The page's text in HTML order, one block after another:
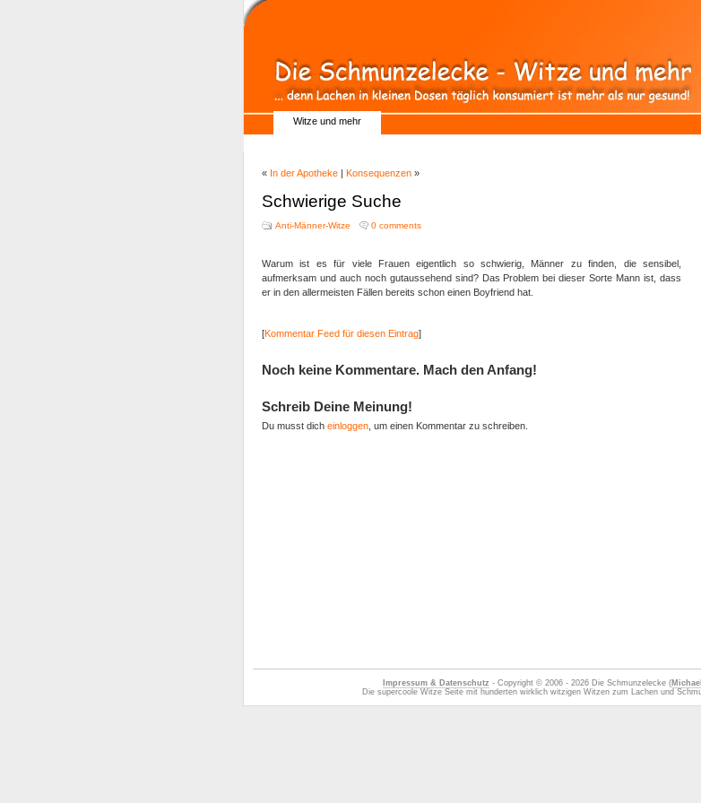
Witze und mehr
« In der Apotheke | Konsequenzen »
Schwierige Suche
Anti-Männer-Witze 0 comments
Warum ist es für viele Frauen eigentlich so schwierig, Männer zu finden, die sensibel,
aufmerksam und auch noch gutaussehend sind? Das Problem bei dieser Sorte Mann ist, dass
er in den allermeisten Fällen bereits schon einen Boyfriend hat.
[Kommentar Feed für diesen Eintrag]
Noch keine Kommentare. Mach den Anfang!
Schreib Deine Meinung!
Du musst dich einloggen , um einen Kommentar zu schreiben.
Impressum & Datenschutz - Copyright © 2006 - 2026 Die Schmunzelecke (
Die supercoole Witze Seite mit hunderten wirklich witzigen Witzen zum Lachen und